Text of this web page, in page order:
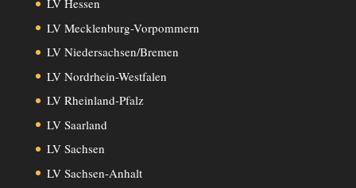
LV Hessen
LV Mecklenburg-Vorpommern
LV Niedersachsen/Bremen
LV Nordrhein-Westfalen
LV Rheinland-Pfalz
LV Saarland
LV Sachsen
LV Sachsen-Anhalt